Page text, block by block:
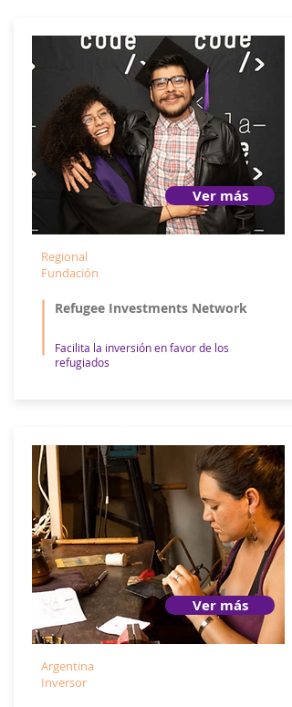
Ver más
Regional
Fundación
Refugee Investments Network
Facilita la inversión en favor de los
refugiados
Ver más
Argentina
Inversor